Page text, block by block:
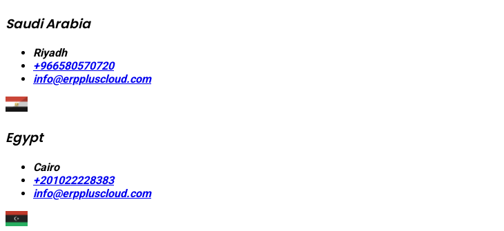
Saudi Arabia
Riyadh
+966580570720
info@erppluscloud.com
Egypt
Cairo
+201022228383
info@erppluscloud.com